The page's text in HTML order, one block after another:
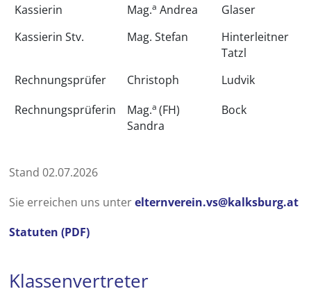
Kassierin Mag.a Andrea
Glaser
Kassierin Stv.
Mag. Stefan
Hinterleitner
Tatzl
Rechnungsprüfer
Rechnungsprüferin
Christoph
Mag.a(FH)
Sandra
Ludvik
Bock
Stand 02.07.2026
Sie erreichen uns unterelternverein.vs@kalksburg.at
Statuten (PDF)
Klassenvertreter